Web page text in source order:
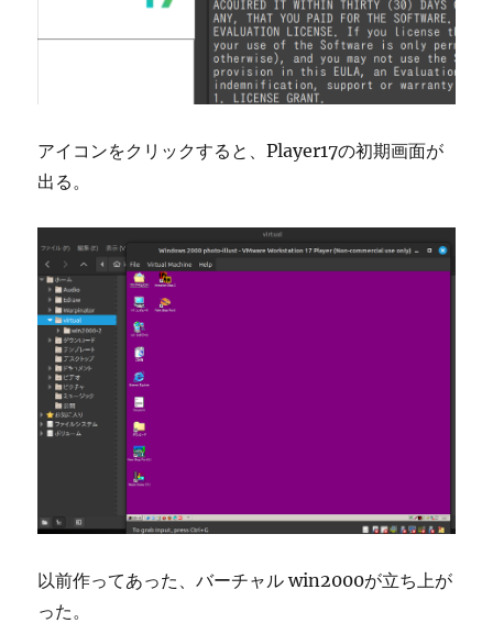
アイコンをクリックすると、Player17の初期画面が
出る。
以前作ってあった、バーチャル win2000が立ち上が
った。